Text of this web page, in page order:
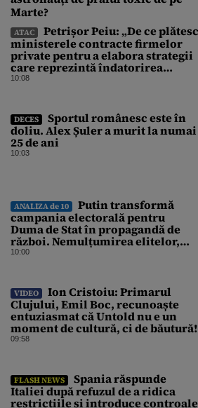
Marte?
ATAC
Petrișor Peiu: „De ce plătesc
ministerele contracte firmelor
private pentru a elabora strategii
care reprezintă îndatorirea
angajaților din minister?”
10:08
DECES
Sportul românesc este în
doliu. Alex Șuler a murit la numai
25 de ani
10:03
ANALIZA de 10
Putin transformă
campania electorală pentru
Duma de Stat în propagandă de
război. Nemulțumirea elitelor,
tratată cu indiferență la Kremlin
10:00
VIDEO
Ion Cristoiu: Primarul
Clujului, Emil Boc, recunoaște
entuziasmat că Untold nu e un
moment de cultură, ci de băutură!
09:58
FLASH NEWS
Spania răspunde
Italiei după refuzul de a ridica
restricțiile și introduce controale